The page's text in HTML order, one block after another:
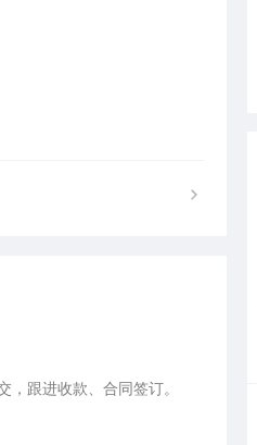
跟进收款、合同签订。